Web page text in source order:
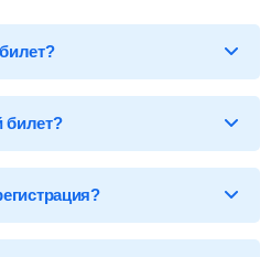
поездки, а также данные о
билет?
сообщите кассиру 14-ти